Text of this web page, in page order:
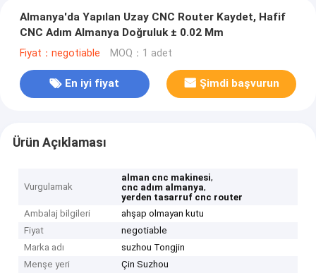
Almanya'da Yapılan Uzay CNC Router Kaydet, Hafif
CNC Adım Almanya Doğruluk ± 0.02 Mm
Fiyat：negotiable MOQ：1 adet
En iyi fiyat Şimdi başvurun
Ürün Açıklaması
Vurgulamak
alman cnc makinesi,
cnc adım almanya,
yerden tasarruf cnc router
Ambalaj bilgileri
ahşap olmayan kutu
Fiyat
negotiable
Marka adı
suzhou Tongjin
Menşe yeri
Çin Suzhou